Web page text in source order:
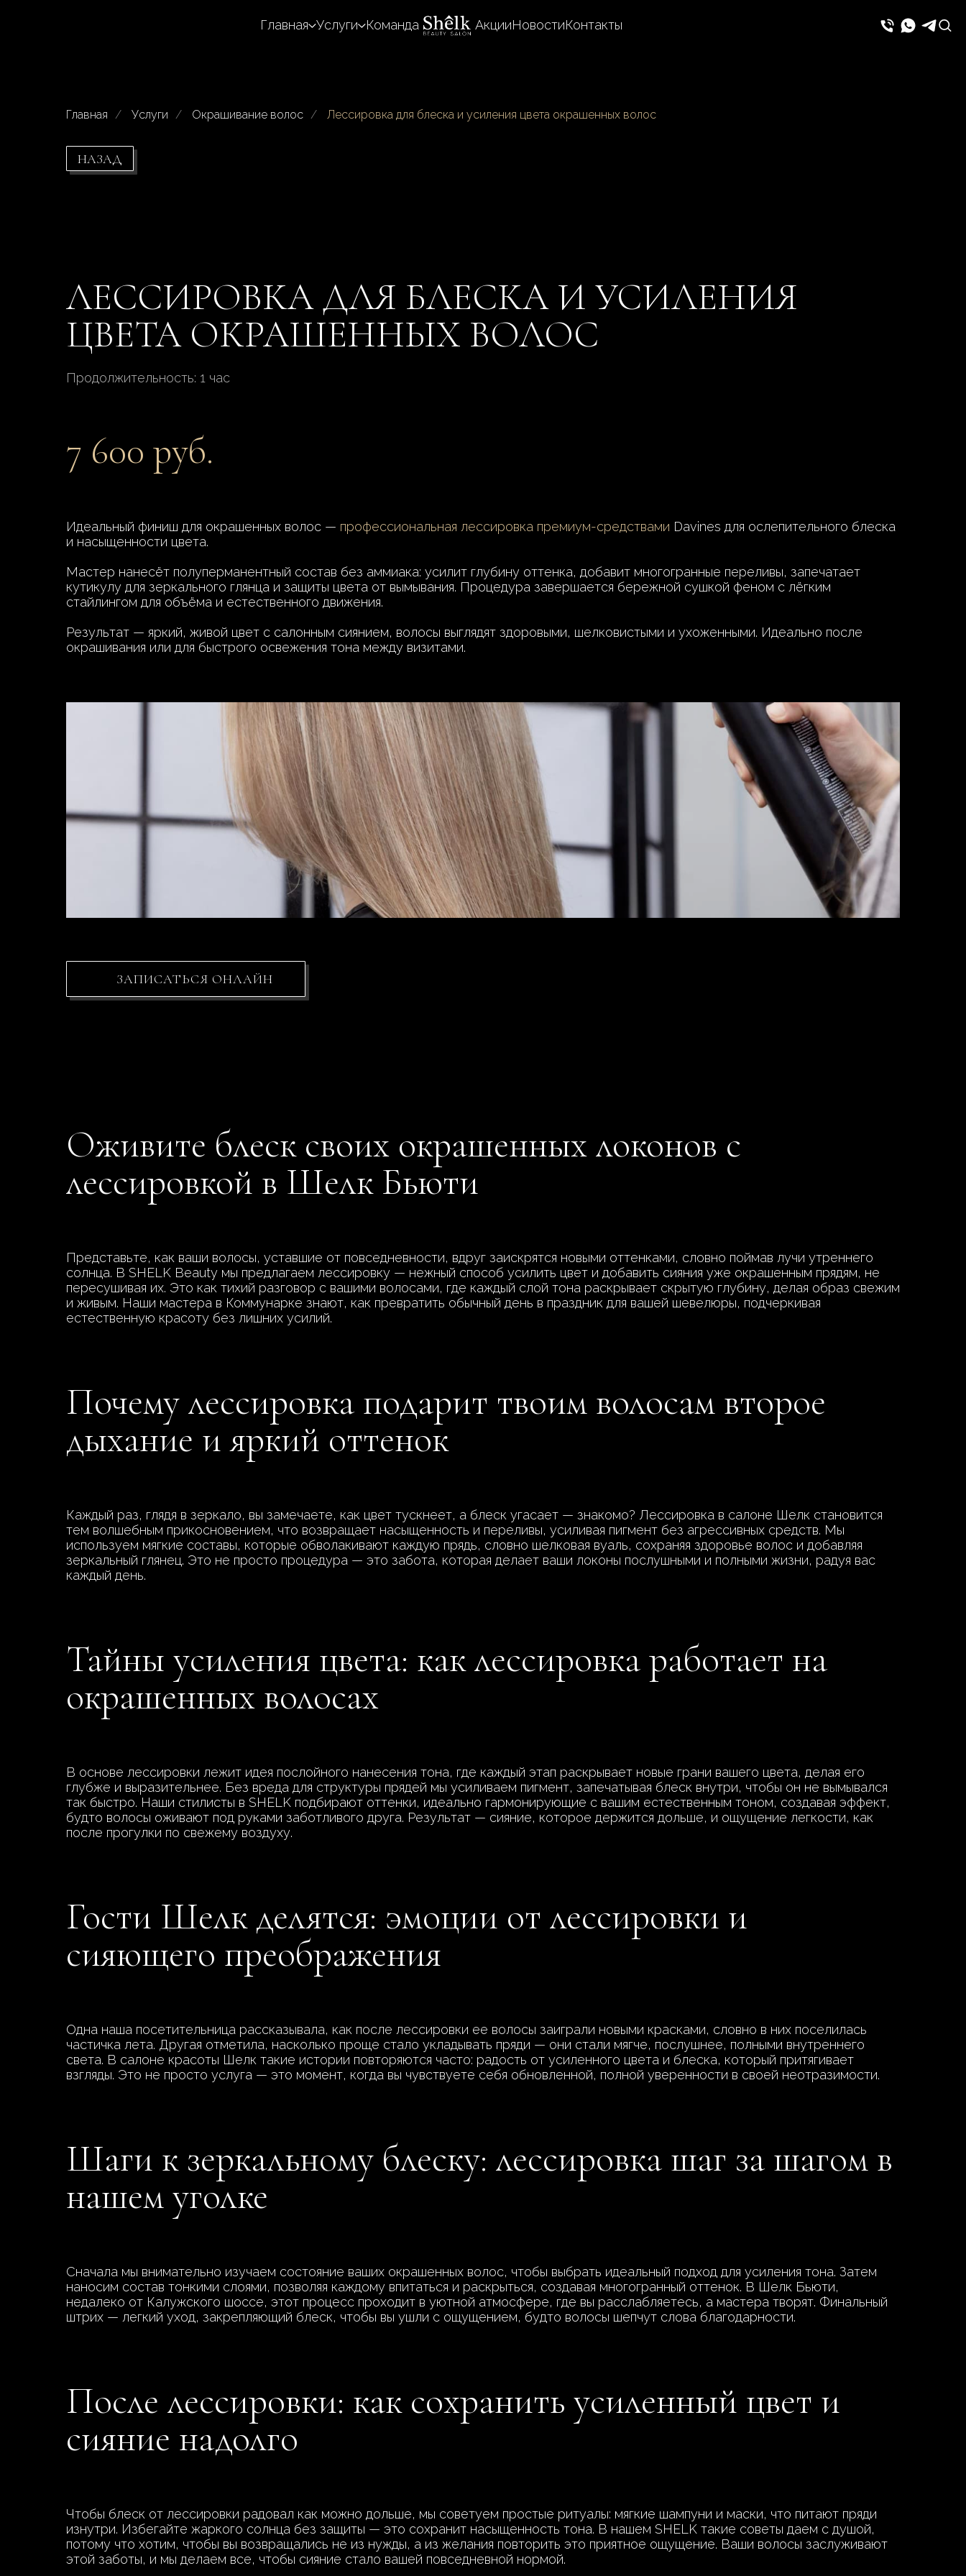
Главная Услуги Команда АкцииНовостиКонтакты
Главная / Услуги / Окрашивание волос / Лессировка для блеска и усиления цвета окрашенных волос
НАЗАД
ЛЕССИРОВКА ДЛЯ БЛЕСКА И УСИЛЕНИЯ
ЦВЕТА ОКРАШЕННЫХ ВОЛОС
Продолжительность: 1 час
7 600 руб.
Идеальный финиш для окрашенных волос — профессиональная лессировка премиум-средствами Davines для ослепительного блеска
и насыщенности цвета.
Мастер нанесёт полуперманентный состав без аммиака: усилит глубину оттенка, добавит многогранные переливы, запечатает
кутикулу для зеркального глянца и защиты цвета от вымывания. Процедура завершается бережной сушкой феном с лёгким
стайлингом для объёма и естественного движения.
Результат — яркий, живой цвет с салонным сиянием, волосы выглядят здоровыми, шелковистыми и ухоженными. Идеально после
окрашивания или для быстрого освежения тона между визитами.
ЗАПИСАТЬСЯ ОНЛАЙН
Оживите блеск своих окрашенных локонов с
лессировкой в Шелк Бьюти
Представьте, как ваши волосы, уставшие от повседневности, вдруг заискрятся новыми оттенками, словно поймав лучи утреннего
солнца. В SHELK Beauty мы предлагаем лессировку — нежный способ усилить цвет и добавить сияния уже окрашенным прядям, не
пересушивая их. Это как тихий разговор с вашими волосами, где каждый слой тона раскрывает скрытую глубину, делая образ свежим
и живым. Наши мастера в Коммунарке знают, как превратить обычный день в праздник для вашей шевелюры, подчеркивая
естественную красоту без лишних усилий.
Почему лессировка подарит твоим волосам второе
дыхание и яркий оттенок
Каждый раз, глядя в зеркало, вы замечаете, как цвет тускнеет, а блеск угасает — знакомо? Лессировка в салоне Шелк становится
тем волшебным прикосновением, что возвращает насыщенность и переливы, усиливая пигмент без агрессивных средств. Мы
используем мягкие составы, которые обволакивают каждую прядь, словно шелковая вуаль, сохраняя здоровье волос и добавляя
зеркальный глянец. Это не просто процедура — это забота, которая делает ваши локоны послушными и полными жизни, радуя вас
каждый день.
Тайны усиления цвета: как лессировка работает на
окрашенных волосах
В основе лессировки лежит идея послойного нанесения тона, где каждый этап раскрывает новые грани вашего цвета, делая его
глубже и выразительнее. Без вреда для структуры прядей мы усиливаем пигмент, запечатывая блеск внутри, чтобы он не вымывался
так быстро. Наши стилисты в SHELK подбирают оттенки, идеально гармонирующие с вашим естественным тоном, создавая эффект,
будто волосы оживают под руками заботливого друга. Результат — сияние, которое держится дольше, и ощущение легкости, как
после прогулки по свежему воздуху.
Гости Шелк делятся: эмоции от лессировки и
сияющего преображения
Одна наша посетительница рассказывала, как после лессировки ее волосы заиграли новыми красками, словно в них поселилась
частичка лета. Другая отметила, насколько проще стало укладывать пряди — они стали мягче, послушнее, полными внутреннего
света. В салоне красоты Шелк такие истории повторяются часто: радость от усиленного цвета и блеска, который притягивает
взгляды. Это не просто услуга — это момент, когда вы чувствуете себя обновленной, полной уверенности в своей неотразимости.
Шаги к зеркальному блеску: лессировка шаг за шагом в
нашем уголке
Сначала мы внимательно изучаем состояние ваших окрашенных волос, чтобы выбрать идеальный подход для усиления тона. Затем
наносим состав тонкими слоями, позволяя каждому впитаться и раскрыться, создавая многогранный оттенок. В Шелк Бьюти,
недалеко от Калужского шоссе, этот процесс проходит в уютной атмосфере, где вы расслабляетесь, а мастера творят. Финальный
штрих — легкий уход, закрепляющий блеск, чтобы вы ушли с ощущением, будто волосы шепчут слова благодарности.
После лессировки: как сохранить усиленный цвет и
сияние надолго
Чтобы блеск от лессировки радовал как можно дольше, мы советуем простые ритуалы: мягкие шампуни и маски, что питают пряди
изнутри. Избегайте жаркого солнца без защиты — это сохранит насыщенность тона. В нашем SHELK такие советы даем с душой,
потому что хотим, чтобы вы возвращались не из нужды, а из желания повторить это приятное ощущение. Ваши волосы заслуживают
этой заботы, и мы делаем все, чтобы сияние стало вашей повседневной нормой.